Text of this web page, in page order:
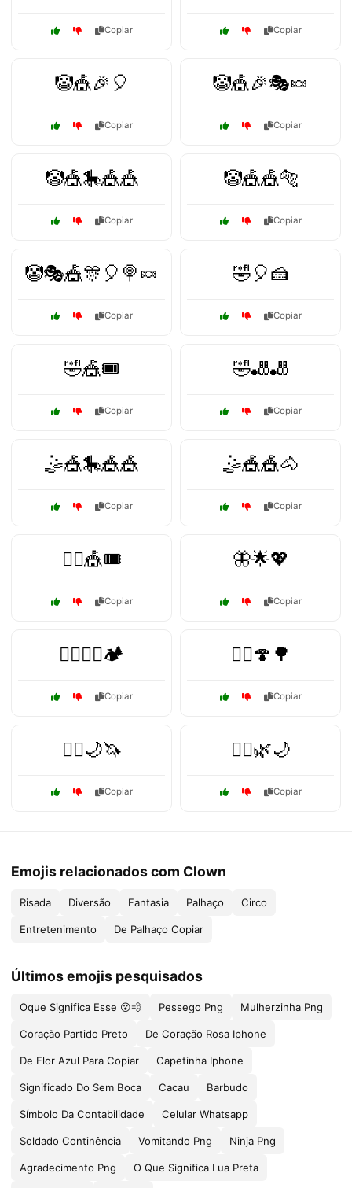
Copiar Copiar
🤡🎪🎉🎈
Copiar
🤡🎪🎉🎭🍬
Copiar
🤡🎪🎠🎪🎪
Copiar
🤡🎪🎪🐅
Copiar
🤡🎭🎪🎊🎈🍭🍬
Copiar
🤣🎈🍰
Copiar
🤣🎪🎟️
Copiar
🤣🎳🎳
Copiar
🤹🎪🎠🎪🎪
Copiar
🤹🎪🎪🐴
Copiar
🤹‍♂️🎪🎟️
Copiar
🦋🌟💖
Copiar
🧗‍♀️🚵‍♂️🏕️
Copiar
🧚‍♀️🍄🌳
Copiar
🧝‍♀️🌙🦄
Copiar
🧝‍♂️🌿🌙
Copiar
Emojis relacionados com Clown
Risada Diversão Fantasia Palhaço Circo
Entretenimento De Palhaço Copiar
Últimos emojis pesquisados
Oque Significa Esse 😮💨 Pessego Png Mulherzinha Png
Coração Partido Preto De Coração Rosa Iphone
De Flor Azul Para Copiar Capetinha Iphone
Significado Do Sem Boca Cacau Barbudo
Símbolo Da Contabilidade Celular Whatsapp
Soldado Continência Vomitando Png Ninja Png
Agradecimento Png O Que Significa Lua Preta